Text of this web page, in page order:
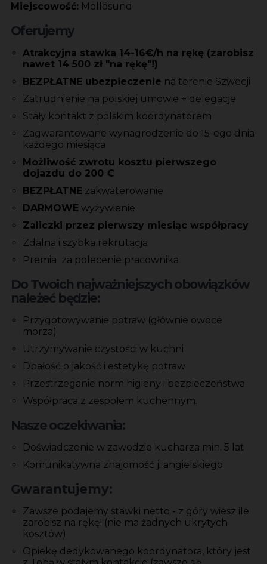
Miejscowość: Mollösund
Oferujemy
Atrakcyjna stawka 14-16€/h na rękę (zarobisz
nawet 14 500 zł "na rękę"!)
BEZPŁATNE ubezpieczenie na terenie Szwecji
Zatrudnienie na polskiej umowie + delegacje
Stały kontakt z polskim koordynatorem
Zagwarantowane wynagrodzenie do 15-ego dnia
każdego miesiąca
Możliwość zwrotu kosztu pierwszego
dojazdu do 200 €
BEZPŁATNE zakwaterowanie
DARMOWE wyżywienie
Zaliczki przez pierwszy miesiąc współpracy
Zdalna i szybka rekrutacja
Premia za polecenie pracownika
Do Twoich najważniejszych obowiązków
należeć będzie:
Przygotowywanie potraw (głównie owoce
morza)
Utrzymywanie czystości w kuchni
Dbałość o jakość i estetykę potraw
Przestrzeganie norm higieny i bezpieczeństwa
Współpraca z zespołem kuchennym.
Nasze oczekiwania:
Doświadczenie w zawodzie kucharza min. 5 lat
Komunikatywna znajomość j. angielskiego
Gwarantujemy:
Zawsze podajemy stawki netto - z góry wiesz ile
zarobisz na rękę! (nie ma żadnych ukrytych
kosztów)
Opiekę dedykowanego koordynatora, który jest